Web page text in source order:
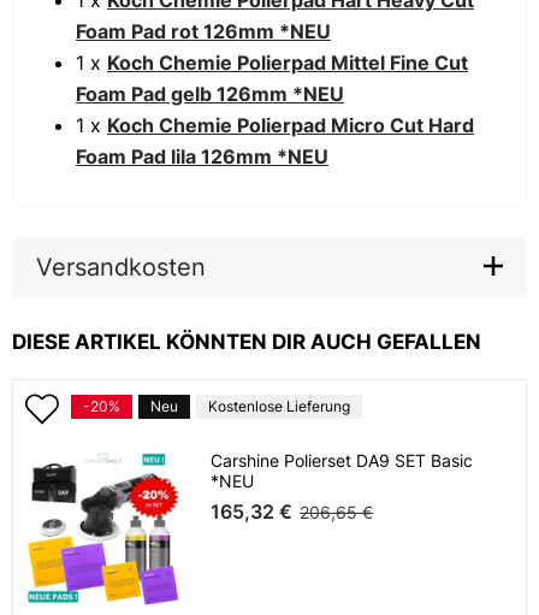
Foam Pad rot 126mm *NEU
1 x Koch Chemie Polierpad Mittel Fine Cut
Foam Pad gelb 126mm *NEU
1 x Koch Chemie Polierpad Micro Cut Hard
Foam Pad lila 126mm *NEU
Versandkosten
DIESE ARTIKEL KÖNNTEN DIR AUCH GEFALLEN
-20% Neu Kostenlose Lieferung
Carshine Polierset DA9 SET Basic
*NEU
165,32 € 206,65 €